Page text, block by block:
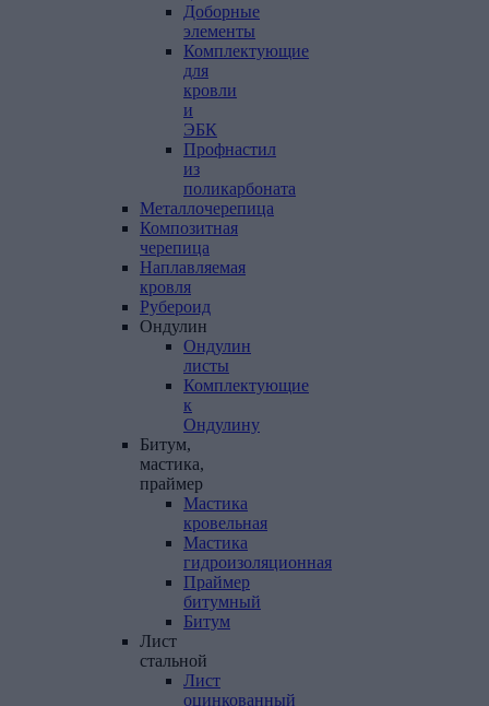
Доборные
элементы
Комплектующие
для
кровли
и
ЭБК
Профнастил
из
поликарбоната
Металлочерепица
Композитная
черепица
Наплавляемая
кровля
Рубероид
Ондулин
Ондулин
листы
Комплектующие
к
Ондулину
Битум,
мастика,
праймер
Мастика
кровельная
Мастика
гидроизоляционная
Праймер
битумный
Битум
Лист
стальной
Лист
оцинкованный